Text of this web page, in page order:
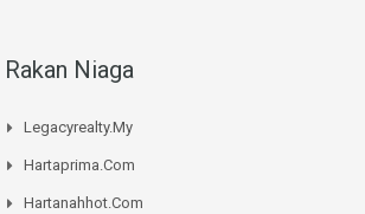
Rakan Niaga
Legacyrealty.My
Hartaprima.Com
Hartanahhot.Com